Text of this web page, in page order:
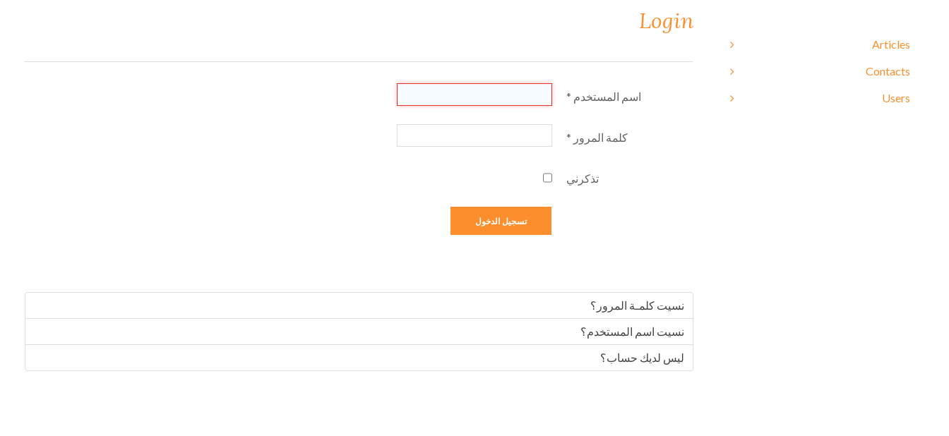
Login
اسم المستخدم *
كلمة المرور *
تذكرني
تسجيل الدخول
نسيت كلمـة المرور؟
نسيت اسم المستخدم؟
ليس لديك حساب؟
Articles
Contacts
Users